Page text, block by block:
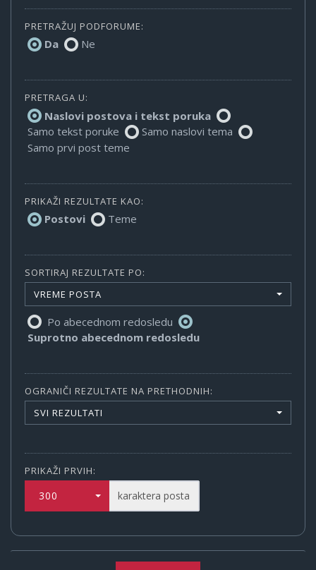
PRETRAŽUJ PODFORUME:
Da Ne
PRETRAGA U:
Naslovi postova i tekst poruka
Samo tekst poruke
Samo naslovi tema
Samo prvi post teme
PRIKAŽI REZULTATE KAO:
Postovi Teme
SORTIRAJ REZULTATE PO:
VREME POSTA
Po abecednom redosledu
Suprotno abecednom redosledu
OGRANIČI REZULTATE NA PRETHODNIH:
SVI REZULTATI
PRIKAŽI PRVIH:
300 karaktera posta